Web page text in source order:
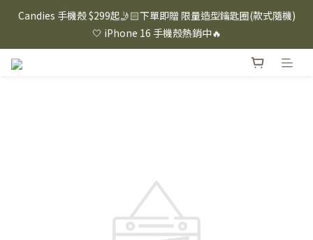
⸜ 8/1-8/31 ⸝  88購物節｜下單滿$1600折$100 / 滿$2200折$200 /
滿$3000折$300 (排除Hazuki及EspressoTokyo)
Candies 手機殼 $299起🤳🏻下單即贈 限量造型鑰匙圈(款式隨機)
🤍 iPhone 16 手機殼熱銷中🔥
⸜ 8/1-8/31 ⸝  88購物節｜下單滿$1600折$100 / 滿$2200折$200 /